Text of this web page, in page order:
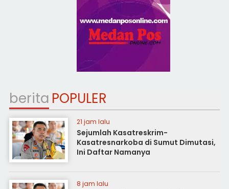
berita POPULER
21 jam lalu
Sejumlah Kasatreskrim-
Kasatresnarkoba di Sumut Dimutasi,
Ini Daftar Namanya
8 jam lalu